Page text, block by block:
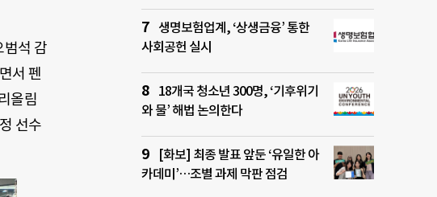
범석 감
서 펜
올림
선수
생명보험업계, ‘상생금융’ 통한
사회공헌 실시
18개국 청소년 300명, ‘기후위기
와 물’ 해법 논의한다
[화보] 최종 발표 앞둔 ‘유일한 아
카데미’…조별 과제 막판 점검